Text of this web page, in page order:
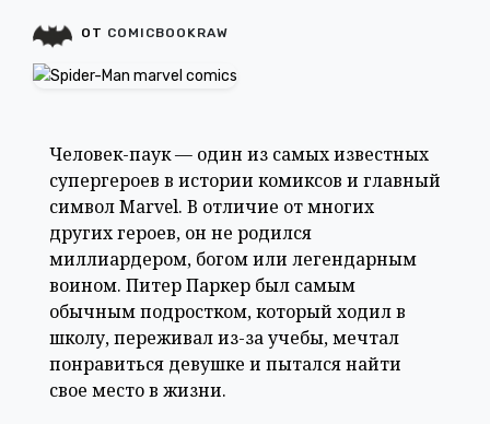
Человек-паук — один из самых известных
супергероев в истории комиксов и главный
символ Marvel. В отличие от многих
других героев, он не родился
миллиардером, богом или легендарным
воином. Питер Паркер был самым
обычным подростком, который ходил в
школу, переживал из-за учебы, мечтал
понравиться девушке и пытался найти
свое место в жизни.
ОТ COMICBOOKRAW